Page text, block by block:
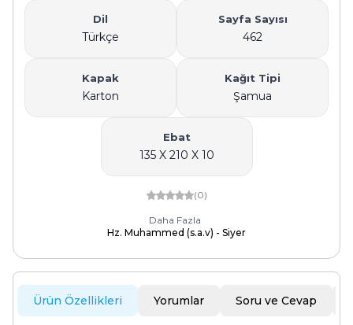
Dil
Türkçe
Sayfa Sayısı
462
Kapak
Karton
Kağıt Tipi
Şamua
Ebat
135 X 210 X 10
(0)
Daha Fazla
Hz. Muhammed (s.a.v) - Siyer
Ürün Özellikleri Yorumlar Soru ve Cevap